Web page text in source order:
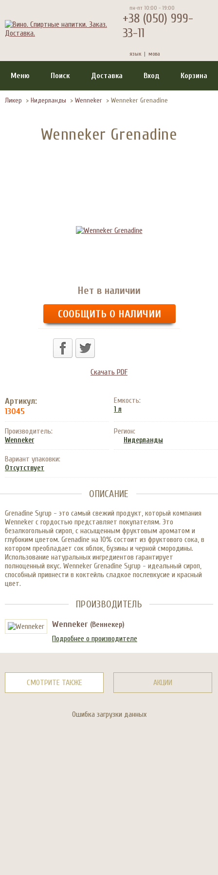
пн-пт 10:00 - 19:00
+38 (050) 999-
33-11
язык | мова
Меню Поиск Доставка Вход Корзина
Ликер > Нидерланды > Wenneker > Wenneker Grenadine
Wenneker Grenadine
Нет в наличии
СООБЩИТЬ О НАЛИЧИИ
Скачать PDF
Артикул:
13045
Емкость:
1 л
Производитель:
Wenneker
Регион:
Нидерланды
Вариант упаковки:
Отсутствует
ОПИСАНИЕ
Grenadine Syrup - это самый свежий продукт, который компания
Wenneker с гордостью представляет покупателям. Это
безалкогольный сироп, с насыщенным фруктовым ароматом и
глубоким цветом. Grenadine на 10% состоит из фруктового сока, в
котором преобладает сок яблок, бузины и черной смородины.
Использование натуральных ингредиентов гарантирует
полноценный вкус. Wenneker Grenadine Syrup - идеальный сироп,
способный привнести в коктейль сладкое послевкусие и красный
цвет.
ПРОИЗВОДИТЕЛЬ
Wenneker (Веннекер)
Подробнее о производителе
СМОТРИТЕ ТАКЖЕ АКЦИИ
Ошибка загрузки данных